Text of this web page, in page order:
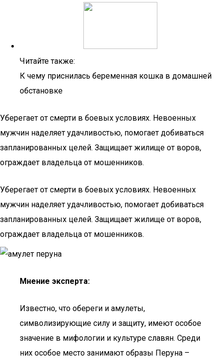
Читайте также:
К чему приснилась беременная кошка в домашней
обстановке
Уберегает от смерти в боевых условиях. Невоенных
мужчин наделяет удачливостью, помогает добиваться
запланированных целей. Защищает жилище от воров,
ограждает владельца от мошенников.
Уберегает от смерти в боевых условиях. Невоенных
мужчин наделяет удачливостью, помогает добиваться
запланированных целей. Защищает жилище от воров,
ограждает владельца от мошенников.
Мнение эксперта:
Известно, что обереги и амулеты,
символизирующие силу и защиту, имеют особое
значение в мифологии и культуре славян. Среди
них особое место занимают образы Перуна –